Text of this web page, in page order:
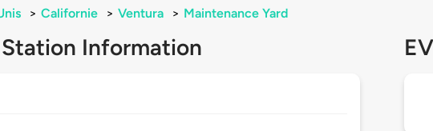
> Californie > Ventura > Maintenance Yard
Information